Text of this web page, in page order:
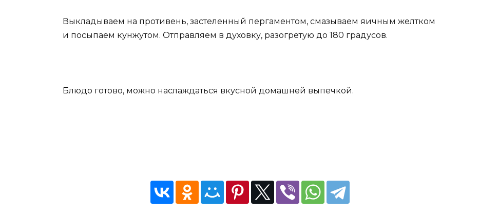
Выкладываем на противень, застеленный пергаментом, смазываем яичным желтком
и посыпаем кунжутом. Отправляем в духовку, разогретую до 180 градусов.
Блюдо готово, можно наслаждаться вкусной домашней выпечкой.